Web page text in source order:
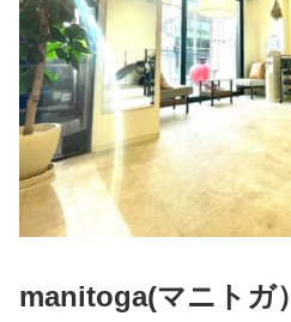
manitoga(マニトガ）